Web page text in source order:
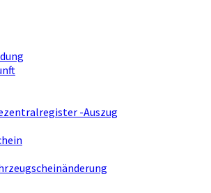
-Auszug